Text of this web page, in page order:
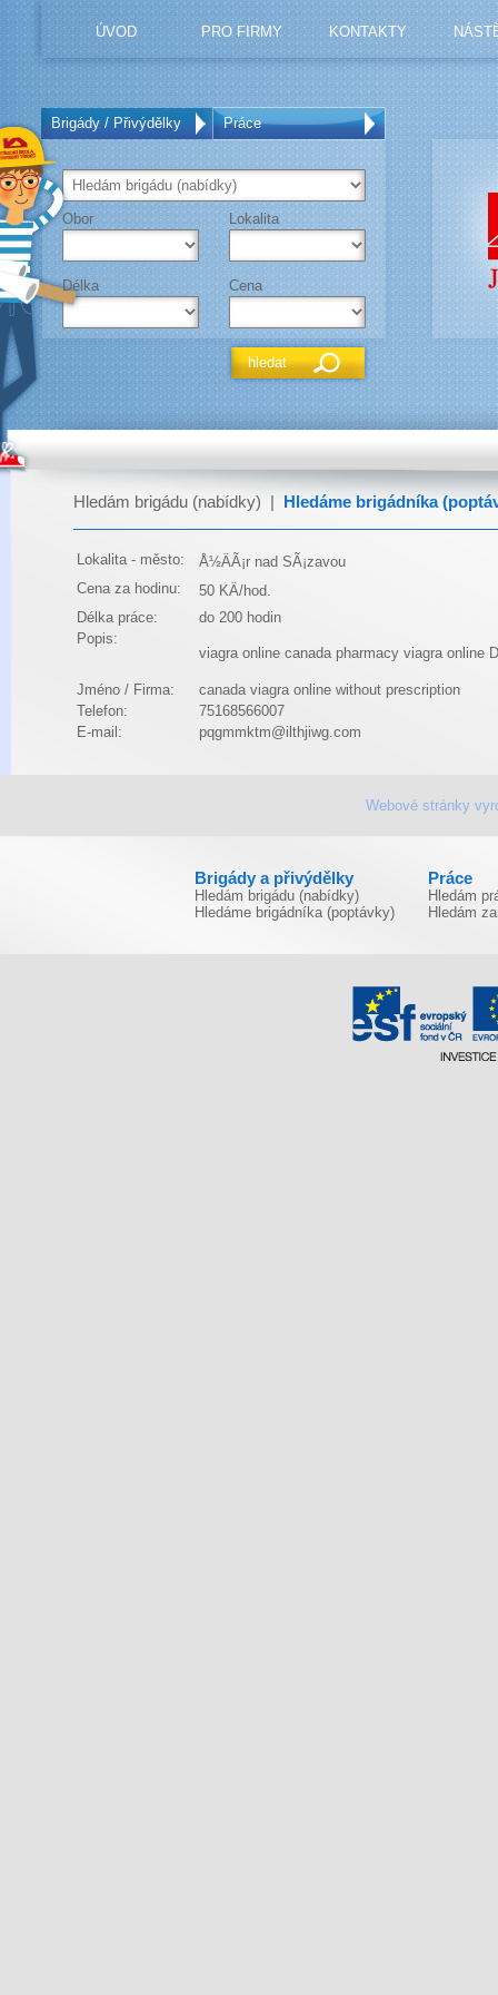
ÚVOD PRO FIRMY KONTAKTY
Brigády / Přivýdělky Práce
Obor Lokalita
Délka Cena
Hledám brigádu (nabídky) Hledáme brigádníka
Lokalita - město:
Å½ÄÃ¡r nad SÃ¡zavou
Cena za hodinu:
50 KÄ/hod.
Délka práce:
do 200 hodin
Popis:
viagra online canada pharmacy viagra online
Jméno / Firma:
canada viagra online without prescription
Telefon:
75168566007
E-mail:
pqgmmktm@ilthjiwg.com
Webové stránky
Brigády a přivýdělky
Hledám brigádu (nabídky)
Hledáme brigádníka (poptávky)
Práce
Hledám
Hledám